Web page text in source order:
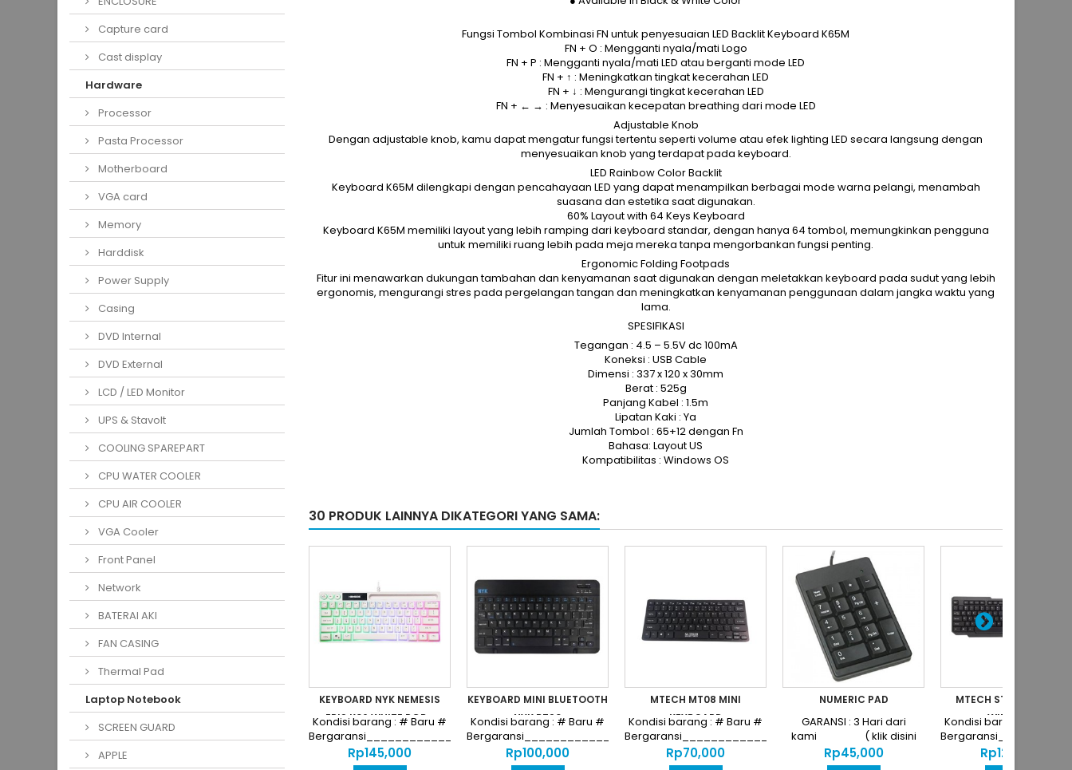
Capture card
Cast display
Hardware
Processor
Pasta Processor
Motherboard
VGA card
Memory
Harddisk
Power Supply
Casing
DVD Internal
DVD External
LCD / LED Monitor
UPS & Stavolt
COOLING SPAREPART
CPU WATER COOLER
CPU AIR COOLER
VGA Cooler
Front Panel
Network
BATERAI AKI
FAN CASING
Thermal Pad
Laptop Notebook
SCREEN GUARD
APPLE
Fungsi Tombol Kombinasi FN untuk penyesuaian LED Backlit Keyboard K65M
FN + O : Mengganti nyala/mati Logo
FN + P : Mengganti nyala/mati LED atau berganti mode LED
FN + ↑ : Meningkatkan tingkat kecerahan LED
FN + ↓ : Mengurangi tingkat kecerahan LED
FN + ← → : Menyesuaikan kecepatan breathing dari mode LED
Adjustable Knob
Dengan adjustable knob, kamu dapat mengatur fungsi tertentu seperti volume atau efek lighting LED secara langsung dengan
menyesuaikan knob yang terdapat pada keyboard.
LED Rainbow Color Backlit
Keyboard K65M dilengkapi dengan pencahayaan LED yang dapat menampilkan berbagai mode warna pelangi, menambah
suasana dan estetika saat digunakan.
60% Layout with 64 Keys Keyboard
Keyboard K65M memiliki layout yang lebih ramping dari keyboard standar, dengan hanya 64 tombol, memungkinkan pengguna
untuk memiliki ruang lebih pada meja mereka tanpa mengorbankan fungsi penting.
Ergonomic Folding Footpads
Fitur ini menawarkan dukungan tambahan dan kenyamanan saat digunakan dengan meletakkan keyboard pada sudut yang lebih
ergonomis, mengurangi stres pada pergelangan tangan dan meningkatkan kenyamanan penggunaan dalam jangka waktu yang
lama.
SPESIFIKASI
Tegangan : 4.5 – 5.5V dc 100mA
Koneksi : USB Cable
Dimensi : 337 x 120 x 30mm
Berat : 525g
Panjang Kabel : 1.5m
Lipatan Kaki : Ya
Jumlah Tombol : 65+12 dengan Fn
Bahasa: Layout US
Kompatibilitas : Windows OS
30 PRODUK LAINNYA DIKATEGORI YANG SAMA:
KEYBOARD NYK NEMESIS
ERIS K06 WHITE RGB...
Kondisi barang : # Baru #
Bergaransi________________________________
Harga...
Rp‎145,000
KEYBOARD MINI BLUETOOTH
NYK BT90
Kondisi barang : # Baru #
Bergaransi________________________________
Harga...
Rp‎100,000
MTECH MT08 MINI
KEYBOARD
Kondisi barang : # Baru #
Bergaransi________________________________
Harga...
Rp‎70,000
NUMERIC PAD
GARANSI : 3 Hari dari
kami ( klik disini
Syarat dan...
Rp‎45,000
MTECH STK04 COMBO
WIRELESS
(KEYBOARD+MOUSE)
Kondisi barang : # Baru
Harga...
Rp‎120,000